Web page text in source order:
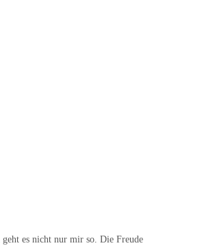
geht es nicht nur mir so. Die Freude